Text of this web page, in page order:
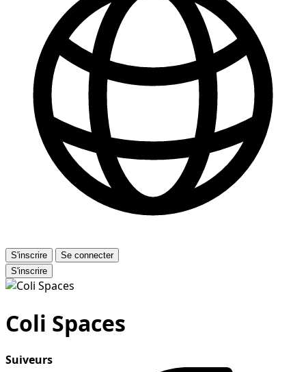
S'inscrire
Se connecter
S'inscrire
Coli Spaces
Suiveurs